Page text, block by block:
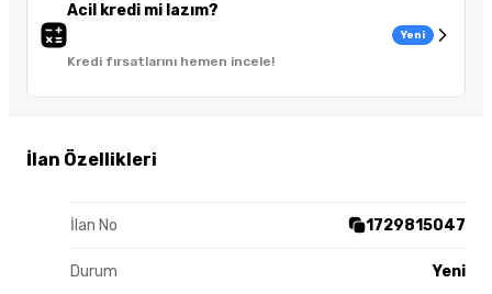
Acil kredi mi lazım?
Kredi fırsatlarını hemen incele!
Yeni
İlan Özellikleri
İlan No 1729815047
Durum Yeni